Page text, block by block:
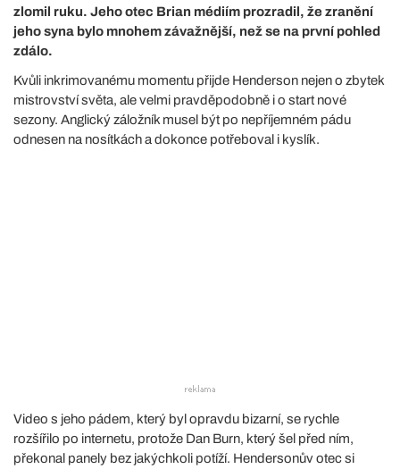
zlomil ruku. Jeho otec Brian médiím prozradil, že zranění
jeho syna bylo mnohem závažnější, než se na první pohled
zdálo.
Kvůli inkrimovanému momentu přijde Henderson nejen o zbytek
mistrovství světa, ale velmi pravděpodobně i o start nové
sezony. Anglický záložník musel být po nepříjemném pádu
odnesen na nosítkách a dokonce potřeboval i kyslík.
Video s jeho pádem, který byl opravdu bizarní, se rychle
rozšířilo po internetu, protože Dan Burn, který šel před ním,
překonal panely bez jakýchkoli potíží. Hendersonův otec si